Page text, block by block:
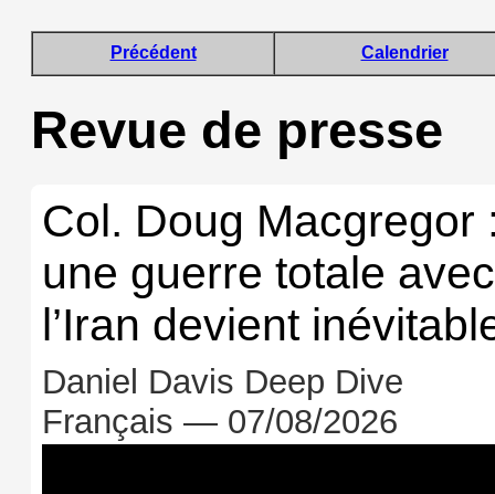
Précédent Calendrier
Revue de presse
Col. Doug Macgregor
une guerre totale avec
l’Iran devient
Daniel Davis Deep Dive
Français — 07/08/2026